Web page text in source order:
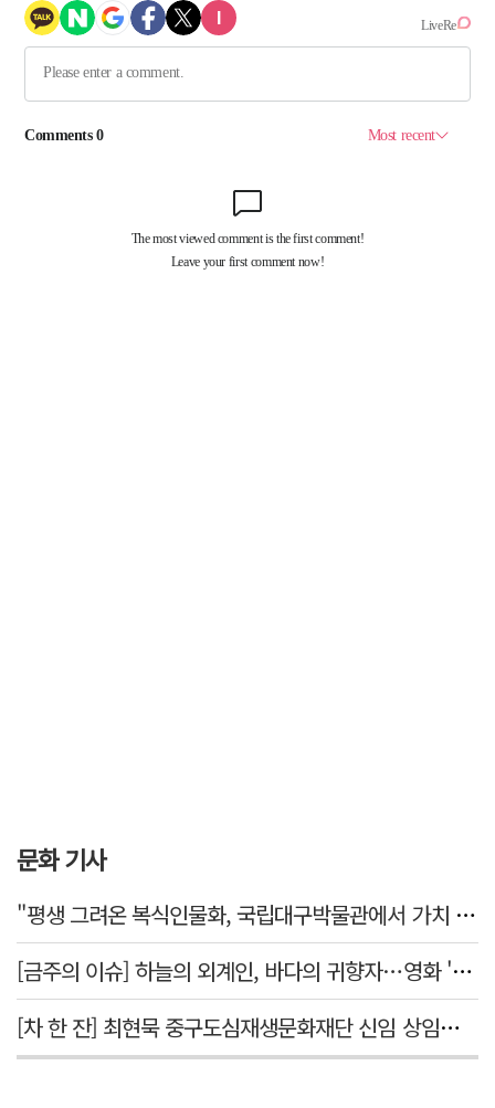
문화 기사
"평생 그려온 복식인물화, 국립대구박물관에서 가치 있게 활용되길"
[금주의 이슈] 하늘의 외계인, 바다의 귀향자…영화 '호프'와 '오디세이'
[차 한 잔] 최현묵 중구도심재생문화재단 신임 상임이사 "서문시장·경상감영 등 지역 자원 활용…문화의 일상화"